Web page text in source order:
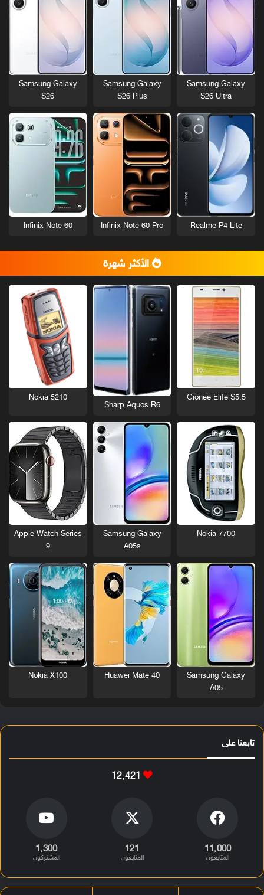
Samsung Galaxy
S26 Ultra
Samsung Galaxy
S26 Plus
Samsung Galaxy
S26
Realme P4 Lite
Infinix Note 60 Pro
Infinix Note 60
الأكثر شهرة
Gionee Elife S5.5
Sharp Aquos R6
Nokia 5210
Nokia 7700
Samsung Galaxy
A05s
Apple Watch Series
9
Samsung Galaxy
A05
Huawei Mate 40
Nokia X100
تابعنا على
12٬421
11٬000
المتابعون
121
المتابعون
1٬300
المشتركون